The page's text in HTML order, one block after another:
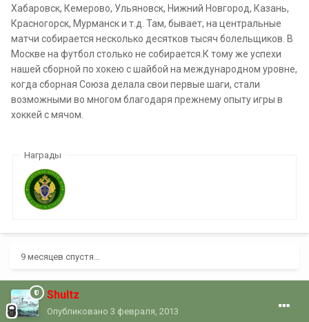
Хабаровск, Кемерово, Ульяновск, Нижний Новгород, Казань,
Красногорск, Мурманск и т.д. Там, бывает, на центральные
матчи собирается несколько десятков тысяч болельщиков. В
Москве на футбол столько не собирается.К тому же успехи
нашей сборной по хокею с шайбой на международном уровне,
когда сборная Союза делала свои первые шаги, стали
возможными во многом благодаря прежнему опыту игры в
хоккей с мячом.
Награды
9 месяцев спустя...
Shultz
Опубликовано 3 февраля, 2013